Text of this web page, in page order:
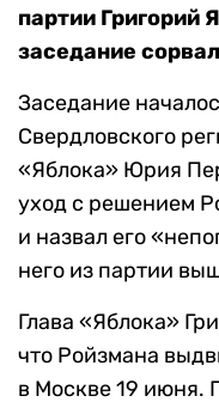
партии Григорий
заседание
Заседание
Свердловского
«Яблока» Юрия
уход с решением
и назвал его
него из партии
Глава «Яблока»
что Ройзмана
в Москве 19 июня.